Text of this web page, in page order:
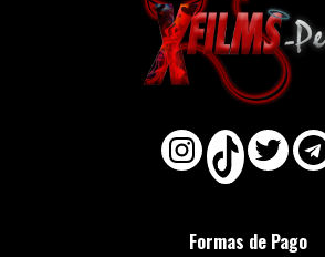
Formas de Pago